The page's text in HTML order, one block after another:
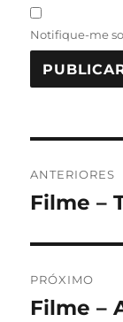
Notifique-me
de
ANTERIORES
Post
Filme –
PRÓXIMO
Próximo
Filme –